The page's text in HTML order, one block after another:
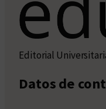
Editorial
Datos de